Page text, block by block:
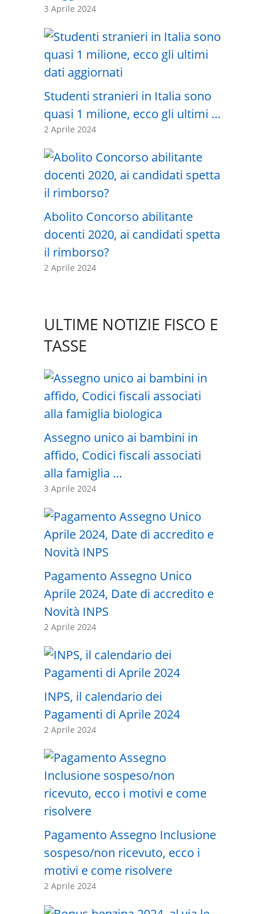
3 Aprile 2024
Studenti stranieri in Italia sono
quasi 1 milione, ecco gli ultimi …
2 Aprile 2024
Abolito Concorso abilitante
docenti 2020, ai candidati spetta
il rimborso?
2 Aprile 2024
ULTIME NOTIZIE FISCO E
TASSE
Assegno unico ai bambini in
affido, Codici fiscali associati
alla famiglia …
3 Aprile 2024
Pagamento Assegno Unico
Aprile 2024, Date di accredito e
Novità INPS
2 Aprile 2024
INPS, il calendario dei
Pagamenti di Aprile 2024
2 Aprile 2024
Pagamento Assegno Inclusione
sospeso/non ricevuto, ecco i
motivi e come risolvere
2 Aprile 2024